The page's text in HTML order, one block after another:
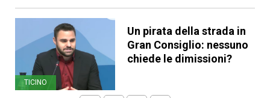
TICINO
Un pirata della strada in
Gran Consiglio: nessuno
chiede le dimissioni?